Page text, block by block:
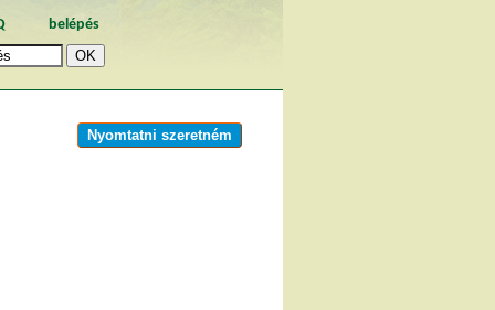
belépés
Nyomtatni szeretném